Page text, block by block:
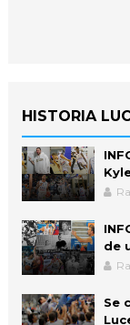
HISTORIA
de
Se